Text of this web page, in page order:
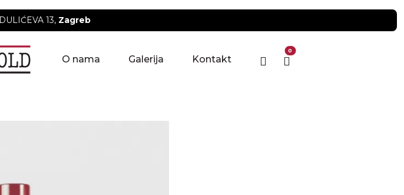
13, Zagreb
O nama Galerija Kontakt
0